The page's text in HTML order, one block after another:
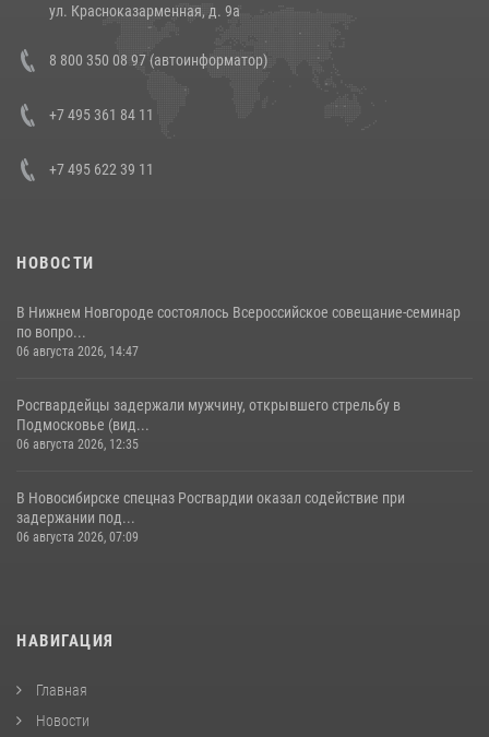
В Росгвардии прошла военно-научная конференция по обобщению
боевого опыта
ул. Красноказарменная, д. 9а
8 800 350 08 97 (автоинформатор)
+7 495 361 84 11
+7 495 622 39 11
НОВОСТИ
В Нижнем Новгороде состоялось Всероссийское совещание-семинар
по вопро...
06 августа 2026, 14:47
Росгвардейцы задержали мужчину, открывшего стрельбу в
Подмосковье (вид...
06 августа 2026, 12:35
В Новосибирске спецназ Росгвардии оказал содействие при
задержании под...
06 августа 2026, 07:09
НАВИГАЦИЯ
Главная
Новости